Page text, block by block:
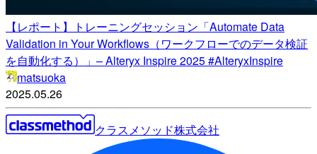
【レポート】トレーニングセッション「Automate Data
Validation in Your Workflows（ワークフローでのデータ検証
を自動化する）」– Alteryx Inspire 2025 #AlteryxInspire
matsuoka
2025.05.26
クラスメソッド株式会社